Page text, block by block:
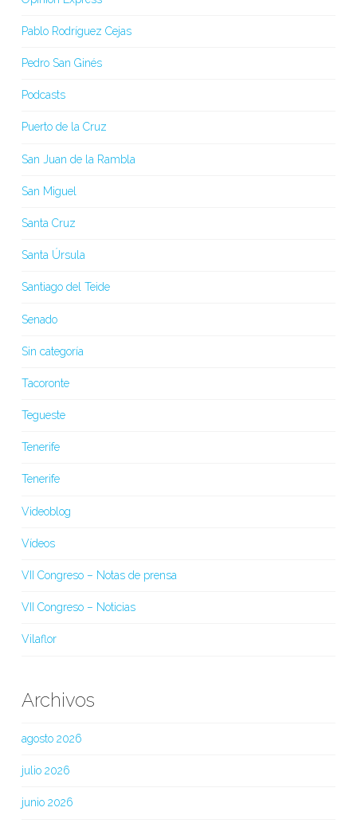
Pablo Rodríguez Cejas
Pedro San Ginés
Podcasts
Puerto de la Cruz
San Juan de la Rambla
San Miguel
Santa Cruz
Santa Úrsula
Santiago del Teide
Senado
Sin categoría
Tacoronte
Tegueste
Tenerife
Tenerife
Videoblog
Vídeos
VII Congreso – Notas de prensa
VII Congreso – Noticias
Vilaflor
Archivos
agosto 2026
julio 2026
junio 2026